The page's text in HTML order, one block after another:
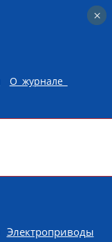
О журнале
Электроприводы
×
×